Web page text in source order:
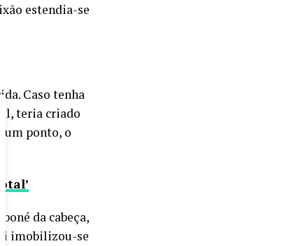
estendia-se
Caso tenha
teria criado
um ponto, o
da cabeça,
imobilizou-se